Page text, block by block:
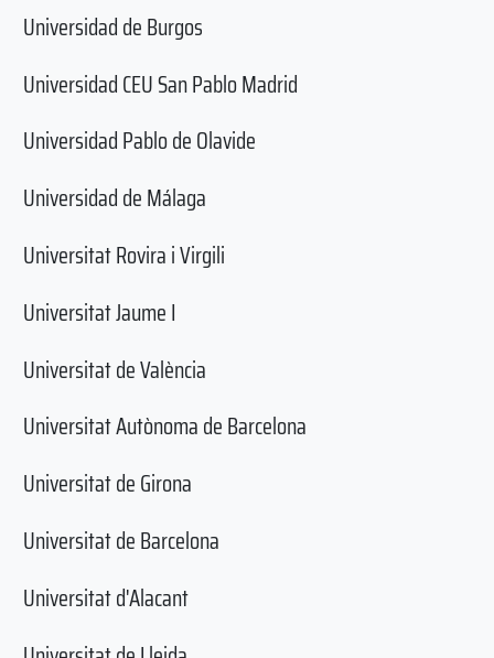
Universidad de Burgos
Universidad CEU San Pablo Madrid
Universidad Pablo de Olavide
Universidad de Málaga
Universitat Rovira i Virgili
Universitat Jaume I
Universitat de València
Universitat Autònoma de Barcelona
Universitat de Girona
Universitat de Barcelona
Universitat d'Alacant